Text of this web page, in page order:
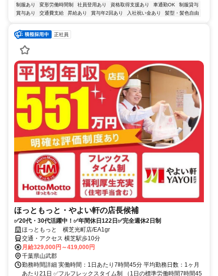
制服あり 変形労働時間制 社員登用あり 資格取得支援あり 車通勤OK
制服貸与
賞与あり
交通費支給 昇給あり 賞与年2回あり 入社祝い金あり 髪型・髪色自由
正社員
ほっともっと・やよい軒の店長候補
✅20代・30代活躍中！✅年間休日122日✅完全週休2日制
ほっともっと 横芝光町店/EA1gr
交通・アクセス 横芝駅歩10分
月給329,000円～419,000円
千葉県山武郡
勤務時間詳細 実働時間：1日あたり7時間45分 平均勤務日数：1ヶ月
あたり21日 ✅フルフレックスタイム制 （1日の標準労働時間7時間45